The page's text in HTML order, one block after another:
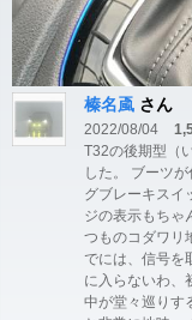
榛名颪 さん
2022/08/04
T32の後期型（
した。 ブーツ
グブレーキスイ
ジの表示もちゃ
つものコダワリ
でには、信号を
に入らないわ、
中が堂々巡りす